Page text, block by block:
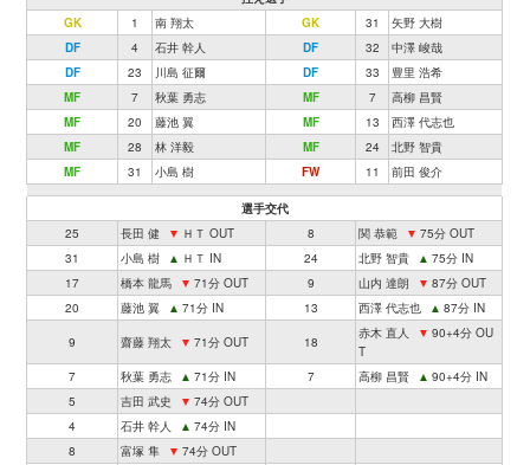
GK
1 南 翔太 GK 31
矢野 大樹
DF
4 石井 幹人 DF 32
中澤 峻哉
DF
23 川島 征爾 DF 33
豊里 浩希
MF
7 秋葉 勇志 MF 7
高柳 昌賢
MF
20 藤池 翼 MF 13
西澤 代志也
MF
28 林 洋毅 MF 24
北野 智貴
MF
31 小島 樹 FW 11 前田 俊介
選手交代
25
長田 健 ▼ ＨＴ OUT 8 関 恭範 ▼ 75分 OUT
31
小島 樹 ▲ ＨＴ IN 24 北野 智貴 ▲ 75分 IN
17
橋本 龍馬 ▼ 71分 OUT 9 山内 達朗 ▼ 87分 OUT
20
藤池 翼 ▲ 71分 IN 13 西澤 代志也 ▲ 87分 IN
9 齋藤 翔太 ▼ 71分 OUT 18
赤木 直人 ▼ 90+4分 OU
T
7
秋葉 勇志 ▲ 71分 IN 7 高柳 昌賢 ▲ 90+4分 IN
5
吉田 武史 ▼ 74分 OUT
4
石井 幹人 ▲ 74分 IN
8
富塚 隼 ▼ 74分 OUT